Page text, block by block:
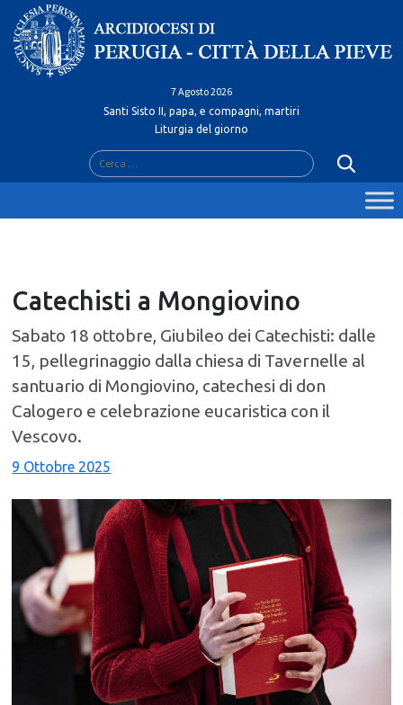
Skip
content
7 Agosto 2026
Santi Sisto II, papa, e compagni, martiri
Liturgia del giorno
Ricerca
per:
Catechisti a Mongiovino
Sabato 18 ottobre, Giubileo dei Catechisti: dalle
15, pellegrinaggio dalla chiesa di Tavernelle al
santuario di Mongiovino, catechesi di don
Calogero e celebrazione eucaristica con il
Vescovo.
9 Ottobre 2025